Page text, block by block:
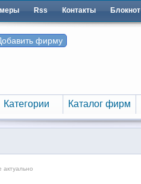
Rss Контакты Блокнот
фирму
Категории Каталог фирм